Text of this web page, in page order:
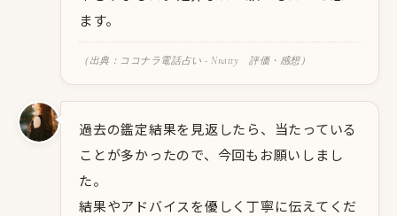
ます。
（出典：ココナラ電話占い - Nnatty 評価・感想）
過去の鑑定結果を見返したら、当たっている
ことが多かったので、今回もお願いしまし
た。
結果やアドバイスを優しく丁寧に伝えてくだ